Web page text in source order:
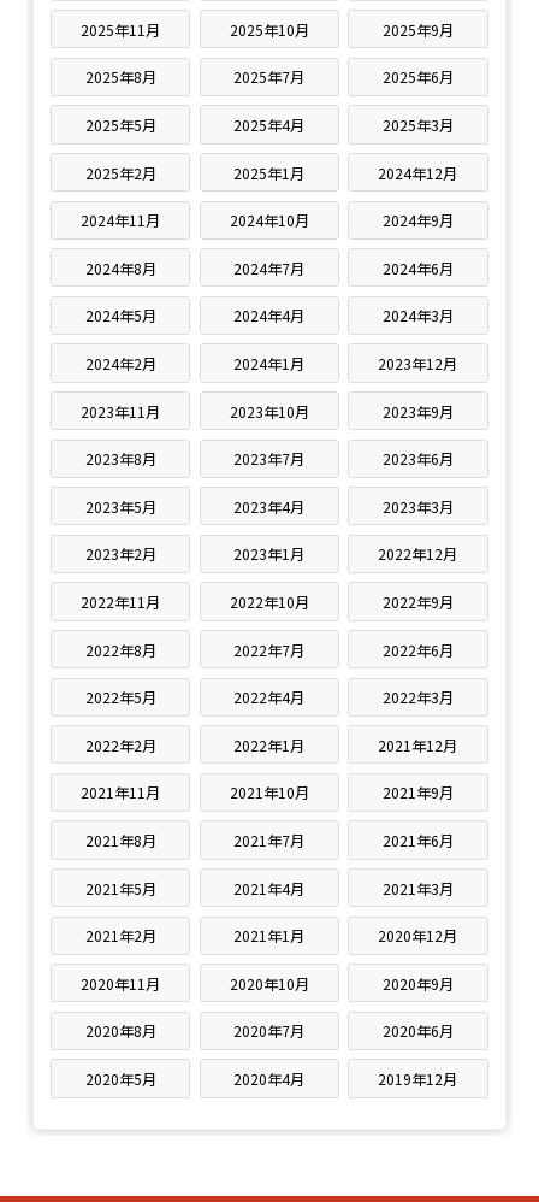
2025年11月 2025年10月 2025年9月
2025年8月 2025年7月 2025年6月
2025年5月 2025年4月 2025年3月
2025年2月 2025年1月 2024年12月
2024年11月 2024年10月 2024年9月
2024年8月 2024年7月 2024年6月
2024年5月 2024年4月 2024年3月
2024年2月 2024年1月 2023年12月
2023年11月 2023年10月 2023年9月
2023年8月 2023年7月 2023年6月
2023年5月 2023年4月 2023年3月
2023年2月 2023年1月 2022年12月
2022年11月 2022年10月 2022年9月
2022年8月 2022年7月 2022年6月
2022年5月 2022年4月 2022年3月
2022年2月 2022年1月 2021年12月
2021年11月 2021年10月 2021年9月
2021年8月 2021年7月 2021年6月
2021年5月 2021年4月 2021年3月
2021年2月 2021年1月 2020年12月
2020年11月 2020年10月 2020年9月
2020年8月 2020年7月 2020年6月
2020年5月 2020年4月 2019年12月